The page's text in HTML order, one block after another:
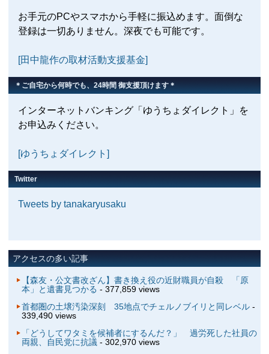
お手元のPCやスマホから手軽に振込めます。面倒な
登録は一切ありません。深夜でも可能です。
[田中龍作の取材活動支援基金]
＊ご自宅から何時でも、24時間 御支援頂けます＊
インターネットバンキング「ゆうちょダイレクト」を
お申込みください。
[ゆうちょダイレクト]
Twitter
Tweets by tanakaryusaku
アクセスの多い記事
【森友・公文書改ざん】書き換え役の近財職員が自殺 「原
本」と遺書見つかる - 377,859 views
首都圏の土壌汚染深刻 35地点でチェルノブイリと同レベル-
339,490 views
「どうしてワタミを候補者にするんだ？」 過労死した社員の
両親、自民党に抗議- 302,970 views